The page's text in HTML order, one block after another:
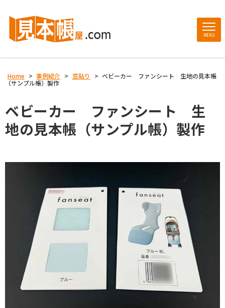
MENU
Home > 事例紹介 > 窓貼り > ベビーカー ファンシート 生地の見本帳
（サンプル帳）製作
ベビーカー ファンシート 生
地の見本帳（サンプル帳）製作